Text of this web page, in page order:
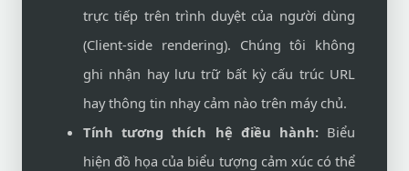
trực tiếp trên trình duyệt của người dùng
(Client-side rendering). Chúng tôi không
ghi nhận hay lưu trữ bất kỳ cấu trúc URL
hay thông tin nhạy cảm nào trên máy chủ.
Tính tương thích hệ điều hành:Biểu
hiện đồ họa của biểu tượng cảm xúc có thể